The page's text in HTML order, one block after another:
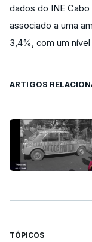
dados do INE
associado a uma
3,4%, com um
ARTIGOS
TÓPICOS